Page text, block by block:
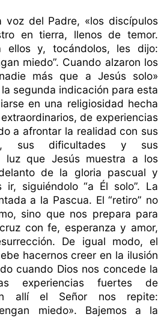
voz del Padre, «los discípulos
en tierra, llenos de temor.
ellos y, tocándolos, les dijo:
miedo”. Cuando alzaron los
más que a Jesús solo»
segunda indicación para esta
en una religiosidad hecha
de experiencias
a afrontar la realidad con sus
sus dificultades y sus
luz que Jesús muestra a los
de la gloria pascual y
ir, siguiéndolo “a Él solo”. La
a la Pascua. El “retiro” no
sino que nos prepara para
con fe, esperanza y amor,
De igual modo, el
hacernos creer en la ilusión
cuando Dios nos concede la
experiencias fuertes de
allí el Señor nos repite:
miedo». Bajemos a la